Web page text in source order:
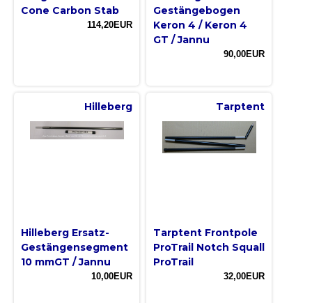
Cone Carbon Stab
114,20EUR
Gestängebogen
Keron 4 / Keron 4
GT / Jannu
90,00EUR
Hilleberg
Hilleberg Ersatz-
Gestängensegment
10 mmGT / Jannu
10,00EUR
Tarptent
Tarptent Frontpole
ProTrail Notch Squall
ProTrail
32,00EUR